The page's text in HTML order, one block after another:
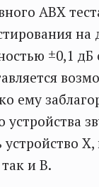
ABX
на
±0,1
ему
и В.